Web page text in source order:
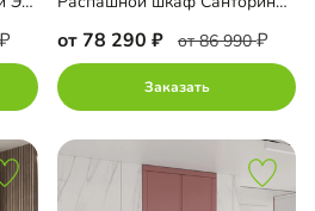
от 78 290 от 86 990
Заказать